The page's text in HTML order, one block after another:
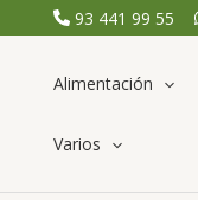
al
contenido
93 441 99 55
Alimentación
Varios